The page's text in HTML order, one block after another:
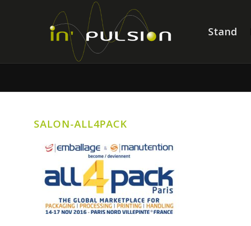
Stand
SALON-ALL4PACK